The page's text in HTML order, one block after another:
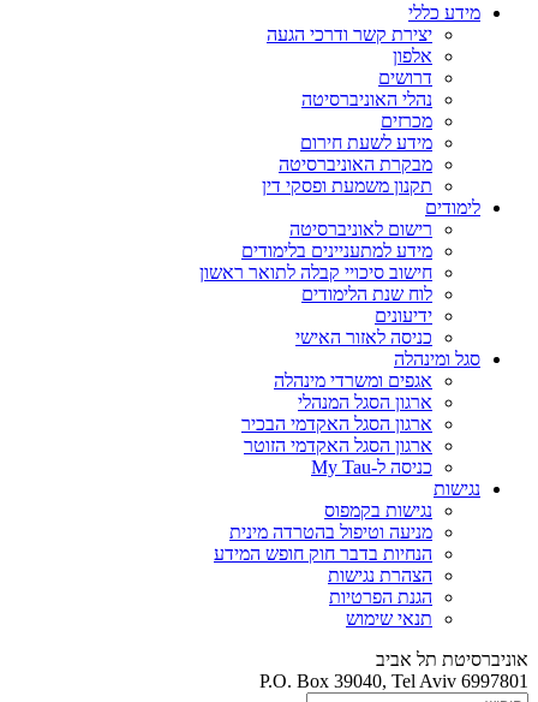
מידע כללי
יצירת קשר ודרכי הגעה
אלפון
דרושים
נהלי האוניברסיטה
מכרזים
מידע לשעת חירום
מבקרת האוניברסיטה
תקנון משמעת ופסקי דין
לימודים
רישום לאוניברסיטה
מידע למתעניינים בלימודים
חישוב סיכויי קבלה לתואר ראשון
לוח שנת הלימודים
ידיעונים
כניסה לאזור האישי
סגל ומינהלה
אגפים ומשרדי מינהלה
ארגון הסגל המנהלי
ארגון הסגל האקדמי הבכיר
ארגון הסגל האקדמי הזוטר
כניסה ל-My Tau
נגישות
נגישות בקמפוס
מניעה וטיפול בהטרדה מינית
הנחיות בדבר חוק חופש המידע
הצהרת נגישות
הגנת הפרטיות
תנאי שימוש
אוניברסיטת תל אביב
P.O. Box 39040, Tel Aviv 6997801